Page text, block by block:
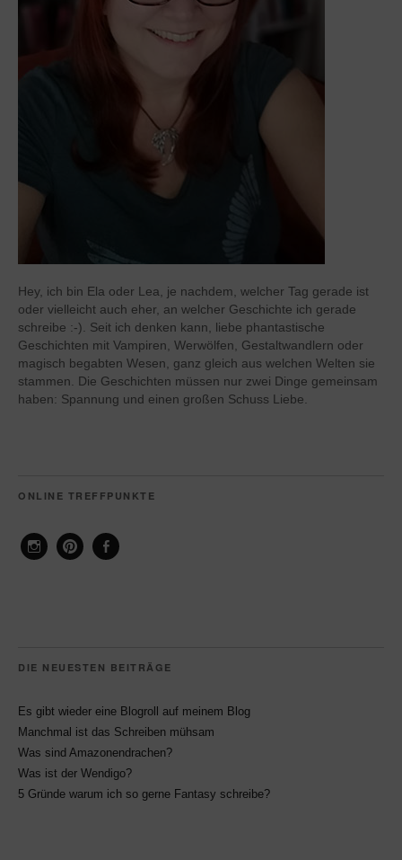
Hey, ich bin Ela oder Lea, je nachdem, welcher Tag gerade ist
oder vielleicht auch eher, an welcher Geschichte ich gerade
schreibe :-). Seit ich denken kann, liebe phantastische
Geschichten mit Vampiren, Werwölfen, Gestaltwandlern oder
magisch begabten Wesen, ganz gleich aus welchen Welten sie
stammen. Die Geschichten müssen nur zwei Dinge gemeinsam
haben: Spannung und einen großen Schuss Liebe.
ONLINE TREFFPUNKTE
DIE NEUESTEN BEITRÄGE
Es gibt wieder eine Blogroll auf meinem Blog
Manchmal ist das Schreiben mühsam
Was sind Amazonendrachen?
Was ist der Wendigo?
5 Gründe warum ich so gerne Fantasy schreibe?